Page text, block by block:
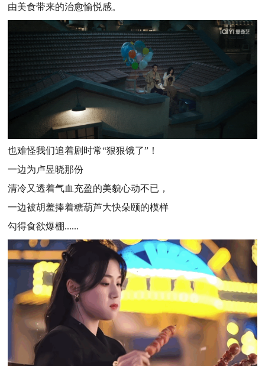
由美食带来的治愈愉悦感。
也难怪我们追着剧时常“狠狠饿了”！
一边为卢昱晓那份
清冷又透着气血充盈的美貌心动不已，
一边被胡羞捧着糖葫芦大快朵颐的模样
勾得食欲爆棚......